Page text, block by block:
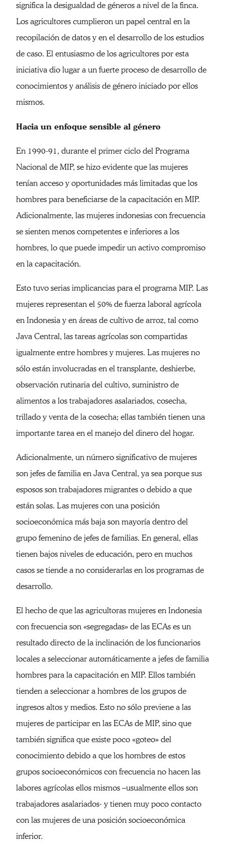
significa la desigualdad de géneros a nivel de la finca.
Los agricultores cumplieron un papel central en la
recopilación de datos y en el desarrollo de los estudios
de caso. El entusiasmo de los agricultores por esta
iniciativa dio lugar a un fuerte proceso de desarrollo de
conocimientos y análisis de género iniciado por ellos
mismos.
Hacia un enfoque sensible al género
En 1990-91, durante el primer ciclo del Programa
Nacional de MIP, se hizo evidente que las mujeres
tenían acceso y oportunidades más limitadas que los
hombres para beneficiarse de la capacitación en MIP.
Adicionalmente, las mujeres indonesias con frecuencia
se sienten menos competentes e inferiores a los
hombres, lo que puede impedir un activo compromiso
en la capacitación.
Esto tuvo serias implicancias para el programa MIP. Las
mujeres representan el 50% de fuerza laboral agrícola
en Indonesia y en áreas de cultivo de arroz, tal como
Java Central, las tareas agrícolas son compartidas
igualmente entre hombres y mujeres. Las mujeres no
sólo están involucradas en el transplante, deshierbe,
observación rutinaria del cultivo, suministro de
alimentos a los trabajadores asalariados, cosecha,
trillado y venta de la cosecha; ellas también tienen una
importante tarea en el manejo del dinero del hogar.
Adicionalmente, un número significativo de mujeres
son jefes de familia en Java Central, ya sea porque sus
esposos son trabajadores migrantes o debido a que
están solas. Las mujeres con una posición
socioeconómica más baja son mayoría dentro del
grupo femenino de jefes de familias. En general, ellas
tienen bajos niveles de educación, pero en muchos
casos se tiende a no considerarlas en los programas de
desarrollo.
El hecho de que las agricultoras mujeres en Indonesia
con frecuencia son «segregadas» de las ECAs es un
resultado directo de la inclinación de los funcionarios
locales a seleccionar automáticamente a jefes de familia
hombres para la capacitación en MIP. Ellos también
tienden a seleccionar a hombres de los grupos de
ingresos altos y medios. Esto no sólo previene a las
mujeres de participar en las ECAs de MIP, sino que
también significa que existe poco «goteo» del
conocimiento debido a que los hombres de estos
grupos socioeconómicos con frecuencia no hacen las
labores agrícolas ellos mismos –usualmente ellos son
trabajadores asalariados- y tienen muy poco contacto
con las mujeres de una posición socioeconómica
inferior.